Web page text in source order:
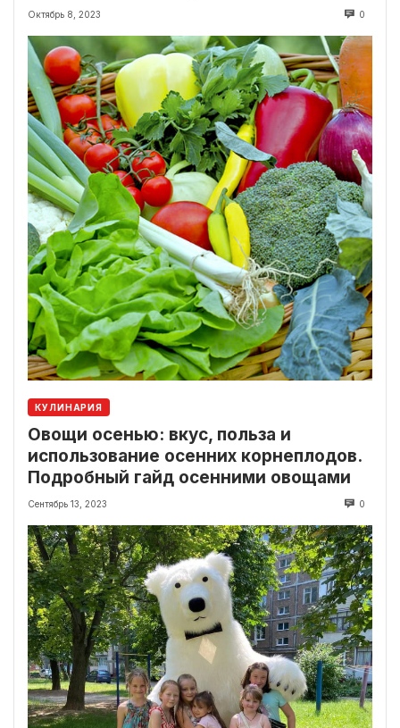
Октябрь 8, 2023 0
КУЛИНАРИЯ
Овощи осенью: вкус, польза и
использование осенних корнеплодов.
Подробный гайд осенними овощами
Сентябрь 13, 2023 0